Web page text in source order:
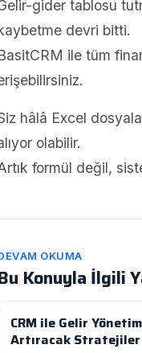
gider tablosu
devri bitti.
ile tüm
hâlâ Excel
olabilir.
formül değil,
OKUMA
Konuyla İlgili
CRM ile Gelir
Artıracak Stratejiler